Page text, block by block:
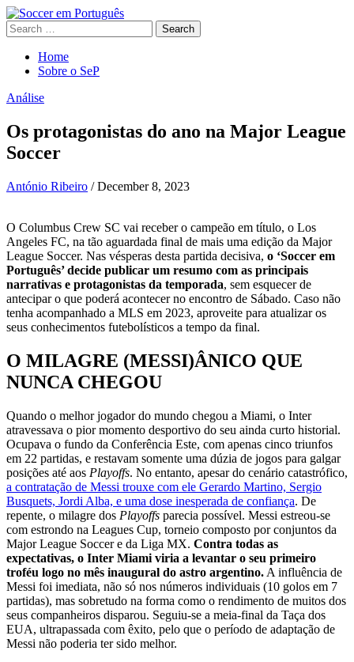
Search
for:
Home
Sobre o SeP
Análise
Os protagonistas do ano na Major League
Soccer
António Ribeiro /December 8, 2023
O Columbus Crew SC vai receber o campeão em título, o Los
Angeles FC, na tão aguardada final de mais uma edição da Major
League Soccer. Nas vésperas desta partida decisiva, o ‘Soccer em
Português’ decide publicar um resumo com as principais
narrativas e protagonistas da temporada, sem esquecer de
antecipar o que poderá acontecer no encontro de Sábado. Caso não
tenha acompanhado a MLS em 2023, aproveite para atualizar os
seus conhecimentos futebolísticos a tempo da final.
O MILAGRE (MESSI)ÂNICO QUE
NUNCA CHEGOU
Quando o melhor jogador do mundo chegou a Miami, o Inter
atravessava o pior momento desportivo do seu ainda curto historial.
Ocupava o fundo da Conferência Este, com apenas cinco triunfos
em 22 partidas, e restavam somente uma dúzia de jogos para galgar
posições até aos Playoffs. No entanto, apesar do cenário catastrófico,
a contratação de Messi trouxe com ele Gerardo Martino, Sergio
Busquets, Jordi Alba, e uma dose inesperada de confiança. De
repente, o milagre dos Playoffs parecia possível. Messi estreou-se
com estrondo na Leagues Cup, torneio composto por conjuntos da
Major League Soccer e da Liga MX. Contra todas as
expectativas, o Inter Miami viria a levantar o seu primeiro
troféu logo no mês inaugural do astro argentino. A influência de
Messi foi imediata, não só nos números individuais (10 golos em 7
partidas), mas sobretudo na forma como o rendimento de muitos dos
seus companheiros disparou. Seguiu-se a meia-final da Taça dos
EUA, ultrapassada com êxito, pelo que o período de adaptação de
Messi não poderia ter sido melhor.